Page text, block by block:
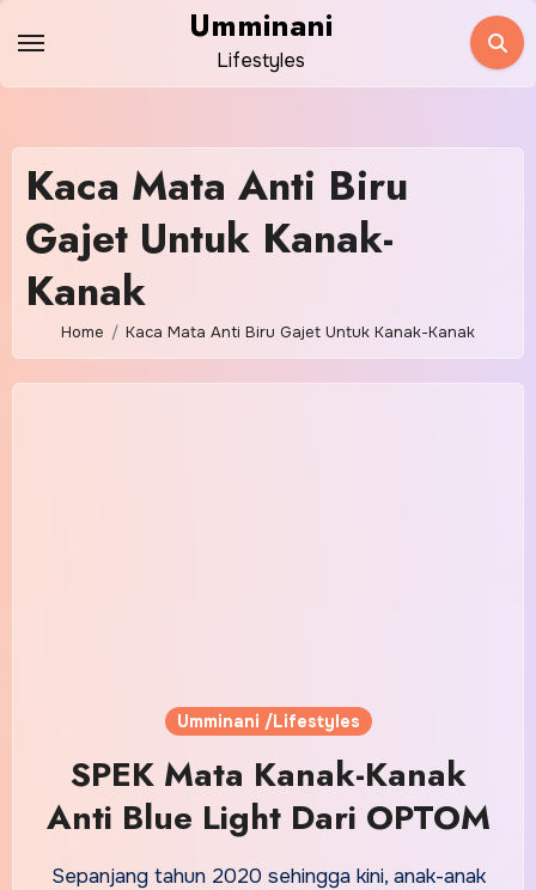
content
Umminani
Lifestyles
Kaca Mata Anti Biru
Gajet Untuk Kanak-
Kanak
Home Kaca Mata Anti Biru Gajet Untuk Kanak-Kanak
Umminani /Lifestyles
SPEK Mata Kanak-Kanak
Anti Blue Light Dari OPTOM
Sepanjang tahun 2020 sehingga kini, anak-anak